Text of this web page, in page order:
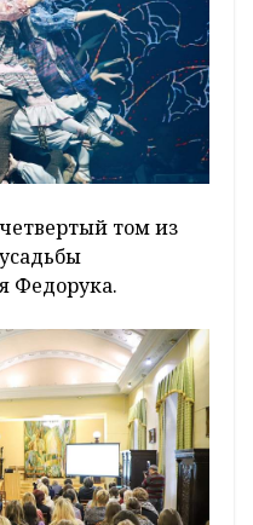
четвертый том из
Федорука.